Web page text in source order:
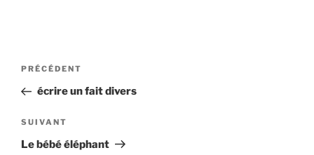
Navigation
l’article
Article
précédent
PRÉCÉDENT
écrire un fait divers
Article
suivant
SUIVANT
Le bébé éléphant